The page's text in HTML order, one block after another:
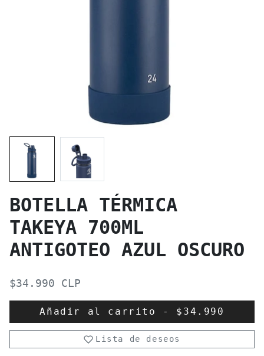
BOTELLA TÉRMICA
TAKEYA 700ML
ANTIGOTEO AZUL OSCURO
$34.990 CLP
Añadir al carrito - $34.990
Lista de deseos